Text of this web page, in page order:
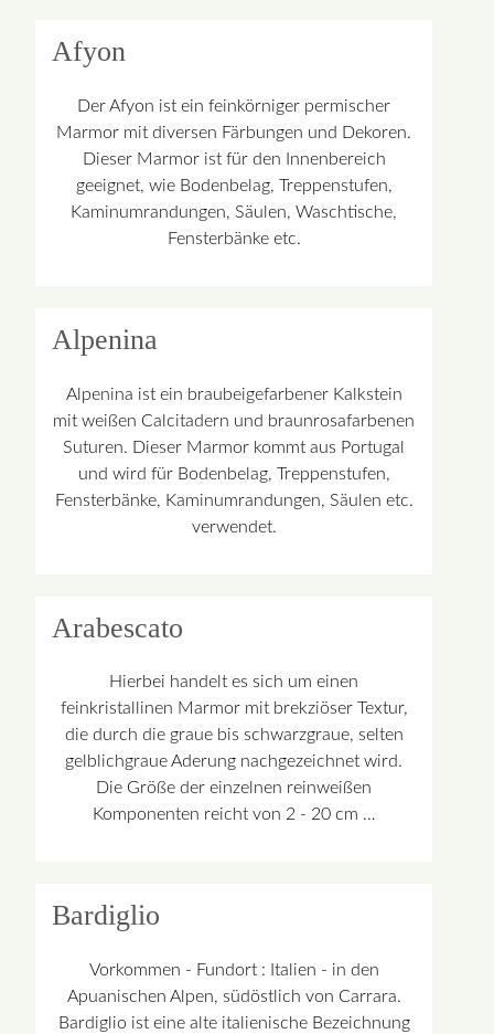
Afyon
Der Afyon ist ein feinkörniger permischer
Marmor mit diversen Färbungen und Dekoren.
Dieser Marmor ist für den Innenbereich
geeignet, wie Bodenbelag, Treppenstufen,
Kaminumrandungen, Säulen, Waschtische,
Fensterbänke etc.
Alpenina
Alpenina ist ein braubeigefarbener Kalkstein
mit weißen Calcitadern und braunrosafarbenen
Suturen. Dieser Marmor kommt aus Portugal
und wird für Bodenbelag, Treppenstufen,
Fensterbänke, Kaminumrandungen, Säulen etc.
verwendet.
Arabescato
Hierbei handelt es sich um einen
feinkristallinen Marmor mit brekziöser Textur,
die durch die graue bis schwarzgraue, selten
gelblichgraue Aderung nachgezeichnet wird.
Die Größe der einzelnen reinweißen
Komponenten reicht von 2 - 20 cm …
Bardiglio
Vorkommen - Fundort : Italien - in den
Apuanischen Alpen, südöstlich von Carrara.
Bardiglio ist eine alte italienische Bezeichnung